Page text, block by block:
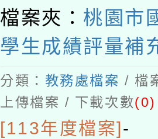
檔案夾： 桃園市
學生成績評量補
分類： 教務處檔案 / 檔
上傳檔案 / 下載次數(0)
[113年度檔案] -